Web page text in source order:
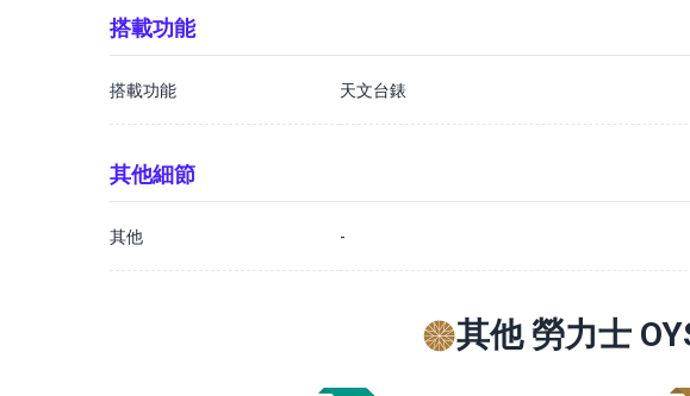
搭載功能
搭載功能 天文台錶
其他細節
其他 -
其他 勞力士